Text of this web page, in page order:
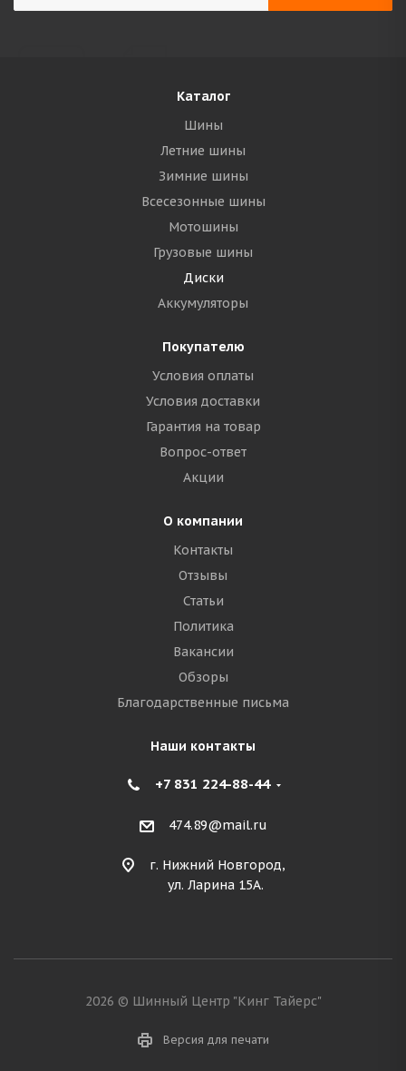
Каталог
Шины
Летние шины
Зимние шины
Всесезонные шины
Мотошины
Грузовые шины
Диски
Аккумуляторы
Покупателю
Условия оплаты
Условия доставки
Гарантия на товар
Вопрос-ответ
Акции
О компании
Контакты
Отзывы
Статьи
Политика
Вакансии
Обзоры
Благодарственные письма
Наши контакты
+7 831 224-88-44
474.89@mail.ru
г. Нижний Новгород,
ул. Ларина 15А.
2026 © Шинный Центр "Кинг Тайерс"
Версия для печати